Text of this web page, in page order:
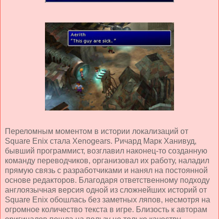
Переломным моментом в истории локализаций от
Square Enix стала Xenogears. Ричард Марк Ханивуд,
бывший программист, возглавил наконец-то созданную
команду переводчиков, организовал их работу, наладил
прямую связь с разработчиками и нанял на постоянной
основе редакторов. Благодаря ответственному подходу
англоязычная версия одной из сложнейших историй от
Square Enix обошлась без заметных ляпов, несмотря на
огромное количество текста в игре. Близость к авторам